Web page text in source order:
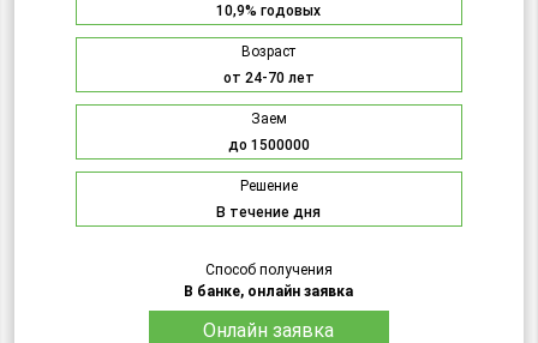
10,9% годовых
Возраст
от 24-70 лет
Заем
до 1500000
Решение
В течение дня
Способ получения
В банке, онлайн заявка
Онлайн заявка